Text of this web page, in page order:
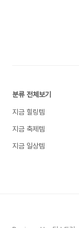
분류 전체보기
지금 힐링템
지금 축제템
지금 일상템